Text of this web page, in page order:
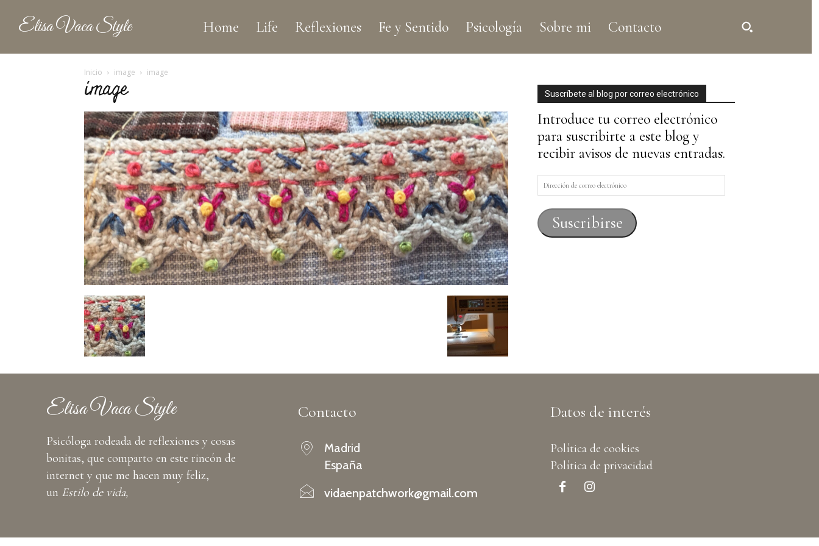
Elisa Vaca Style Home Life Reflexiones Fe y Sentido Psicología Sobre mi Contacto
Inicio image image
image Suscríbete al blog por correo electrónico
Introduce tu correo electrónico
para suscribirte a este blog y
recibir avisos de nuevas entradas.
Dirección
de
correo
electrónico
Suscribirse
Elisa Vaca Style
Psicóloga rodeada de reflexiones y cosas
bonitas, que comparto en este rincón de
internet y que me hacen muy feliz,
un Estilo de vida,
Contacto
Madrid
España
vidaenpatchwork@gmail.com
Datos de interés
Política de cookies
Política de privacidad